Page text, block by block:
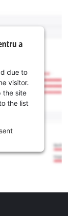
a
due to
visitor.
the site
the list